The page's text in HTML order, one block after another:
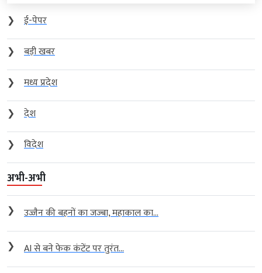
❯
ई-पेपर
❯
बड़ी खबर
❯
मध्य प्रदेश
❯
देश
❯
विदेश
अभी-अभी
❯ उज्जैन की बहनों का जज्बा, महाकाल का...
❯ AI से बने फेक कंटेंट पर तुरंत...